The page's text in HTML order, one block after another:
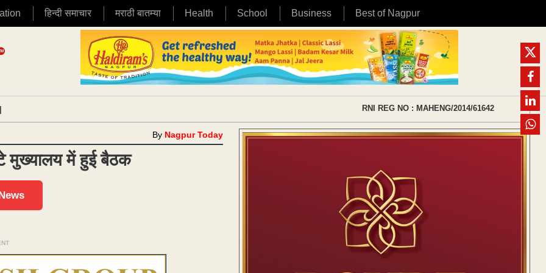
हिन्दी समाचार मराठी बातम्या Health School Business Best of Nagpur
RNI REG NO : MAHENG/2014/61642
By Nagpur Today
मुख्यालय में हुई बैठक